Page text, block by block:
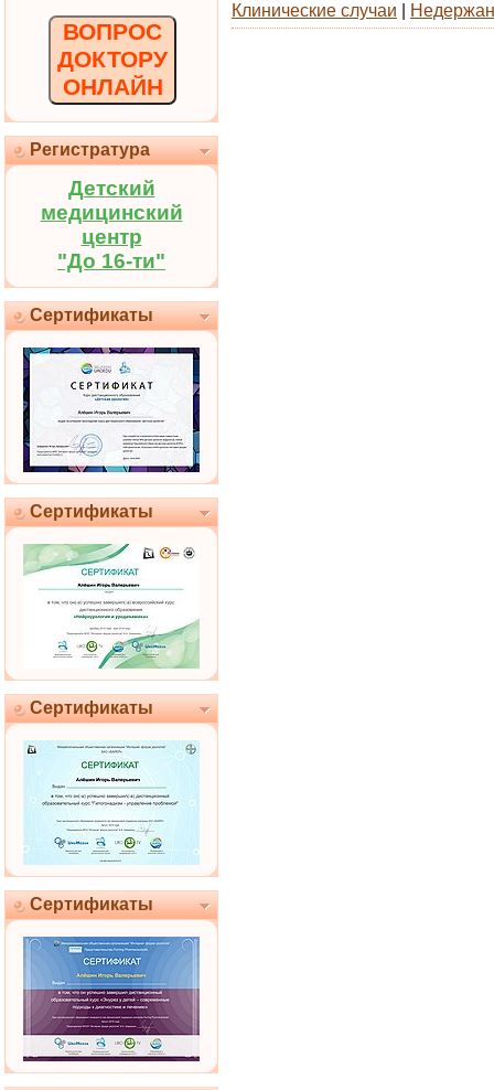
ВОПРОС
ДОКТОРУ
ОНЛАЙН
Регистратура
Детский
медицинский
центр
"До 16-ти"
Сертификаты
Сертификаты
Сертификаты
Сертификаты
Клинические случаи